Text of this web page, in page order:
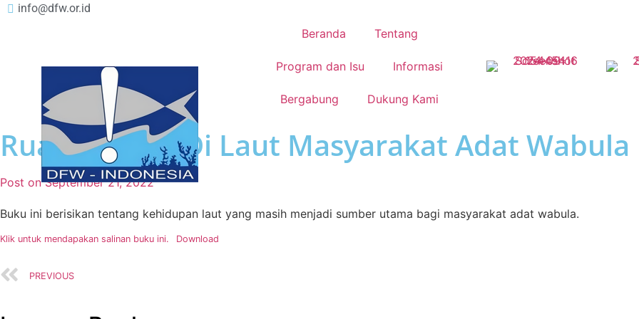
info@dfw.or.id
Beranda Tentang
Program dan Isu Informasi
Bergabung Dukung Kami
Ruang Hidup Di Laut Masyarakat Adat Wabula
Post onSeptember 21, 2022
Buku ini berisikan tentang kehidupan laut yang masih menjadi sumber utama bagi masyarakat adat wabula.
Klik untuk mendapakan salinan buku ini. Download
PREVIOUS